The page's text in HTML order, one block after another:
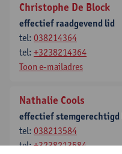
Christophe De Block
effectief raadgevend lid
tel: 038214364
tel: +3238214364
Toon e-mailadres
Nathalie Cools
effectief stemgerechtigd
tel: 038213584
tel:+3238213584